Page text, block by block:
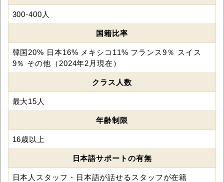
300-400人
国籍比率
韓国20% 日本16% メキシコ11% フランス9％ スイス
9％ その他（2024年2月現在）
クラス人数
最大15人
年齢制限
16歳以上
日本語サポートの有無
日本人スタッフ・日本語が話せるスタッフが在籍